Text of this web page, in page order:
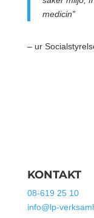
medicin”
– ur
KONTAKT
08-619 25 10
info@lp-